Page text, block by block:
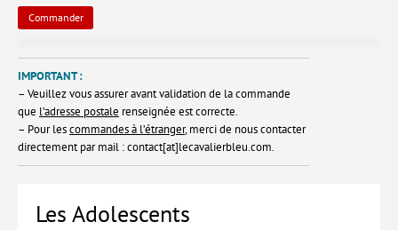
>> Cavalier poche <<
>> Livres numériques <<
PARTENARIATS
Commander
IMPORTANT :
– Veuillez vous assurer avant validation de la commande
que l’adresse postale renseignée est correcte.
– Pour lescommandes à l’étranger, merci de nous contacter
directement par mail : contact[at]lecavalierbleu.com.
Les Adolescents